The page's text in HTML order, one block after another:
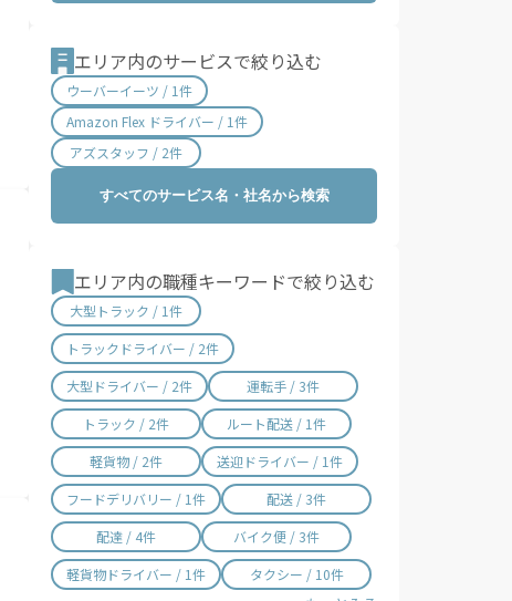
上毛町 / 1件
築上町 / 4件
大阪府 / 3,370件
兵庫県 / 2,496件
奈良県 / 626件
鳥取県 / 187件
島根県 / 199件
岡山県 / 755件
広島県 / 1,480件
徳島県 / 161件
香川県 / 502件
愛媛県 / 437件
熊本県 / 561件
宮崎県 / 315件
沖縄県 / 284件
エリア内のサービスで絞り込む
ウーバーイーツ / 1件
Amazon Flex ドライバー / 1件
アズスタッフ / 2件
すべてのサービス名・社名から検索
エリア内の職種キーワードで絞り込む
大型トラック / 1件
トラックドライバー / 2件
大型ドライバー / 2件
運転手 / 3件
トラック / 2件
ルート配送 / 1件
軽貨物 / 2件
送迎ドライバー / 1件
フードデリバリー / 1件
配送 / 3件
配達 / 4件
バイク便 / 3件
軽貨物ドライバー / 1件
タクシー / 10件